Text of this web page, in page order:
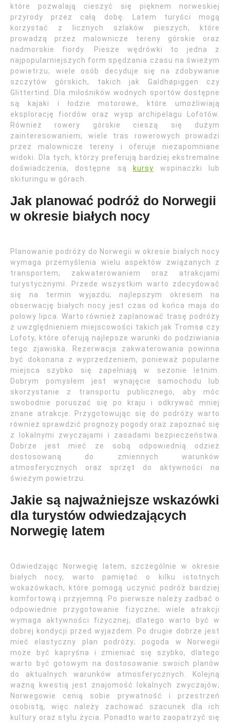
które pozwalają cieszyć się pięknem norweskiej
przyrody przez całą dobę. Latem turyści mogą
korzystać z licznych szlaków pieszych, które
prowadzą przez malownicze tereny górskie oraz
nadmorskie fiordy. Piesze wędrówki to jedna z
najpopularniejszych form spędzania czasu na świeżym
powietrzu; wiele osób decyduje się na zdobywanie
szczytów górskich, takich jak Galdhøpiggen czy
Glittertind. Dla miłośników wodnych sportów dostępne
są kajaki i łodzie motorowe, które umożliwiają
eksplorację fiordów oraz wysp archipelagu Lofotów.
Również rowery górskie cieszą się dużym
zainteresowaniem; wiele tras rowerowych prowadzi
przez malownicze tereny i oferuje niezapomniane
widoki. Dla tych, którzy preferują bardziej ekstremalne
doświadczenia, dostępne są
kursy wspinaczki lub
skituringu w górach.
Jak planować podróż do Norwegii
w okresie białych nocy
Planowanie podróży do Norwegii w okresie białych nocy
wymaga przemyślenia wielu aspektów związanych z
transportem, zakwaterowaniem oraz atrakcjami
turystycznymi. Przede wszystkim warto zdecydować
się na termin wyjazdu; najlepszym okresem na
obserwację białych nocy jest czas od końca maja do
połowy lipca. Warto również zaplanować trasę podróży
z uwzględnieniem miejscowości takich jak Tromsø czy
Lofoty, które oferują najlepsze warunki do podziwiania
tego zjawiska. Rezerwacja zakwaterowania powinna
być dokonana z wyprzedzeniem, ponieważ popularne
miejsca szybko się zapełniają w sezonie letnim.
Dobrym pomysłem jest wynajęcie samochodu lub
skorzystanie z transportu publicznego, aby móc
swobodnie poruszać się po kraju i odkrywać mniej
znane atrakcje. Przygotowując się do podróży warto
również sprawdzić prognozy pogody oraz zapoznać się
z lokalnymi zwyczajami i zasadami bezpieczeństwa.
Dobrze jest mieć ze sobą odpowiednią odzież
dostosowaną do zmiennych warunków
atmosferycznych oraz sprzęt do aktywności na
świeżym powietrzu.
Jakie są najważniejsze wskazówki
dla turystów odwiedzających
Norwegię latem
Odwiedzając Norwegię latem, szczególnie w okresie
białych nocy, warto pamiętać o kilku istotnych
wskazówkach, które pomogą uczynić podróż bardziej
komfortową i przyjemną. Po pierwsze należy zadbać o
odpowiednie przygotowanie fizyczne; wiele atrakcji
wymaga aktywności fizycznej, dlatego warto być w
dobrej kondycji przed wyjazdem. Po drugie dobrze jest
mieć elastyczny plan podróży; pogoda w Norwegii
może być kapryśna i zmieniać się szybko, dlatego
warto być gotowym na dostosowanie swoich planów
do aktualnych warunków atmosferycznych. Kolejną
ważną kwestią jest znajomość lokalnych zwyczajów;
Norwegowie cenią sobie prywatność i przestrzeń
osobistą, więc należy zachować szacunek dla ich
kultury oraz stylu życia. Ponadto warto zaopatrzyć się